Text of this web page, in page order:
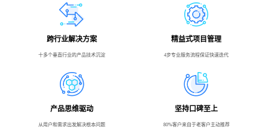
跨行业解决方案
十多个垂直行业的产品技术沉淀
精益式项目管理
4步专业服务流程保证快速迭代
产品思维驱动
从用户和需求出发解决根本问题
坚持口碑至上
80%客户来自于老客户主动推荐